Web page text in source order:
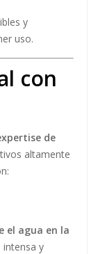
y
uso.
con
de
altamente
el agua en la
y